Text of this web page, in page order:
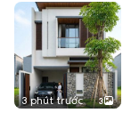
3 phút trước 3